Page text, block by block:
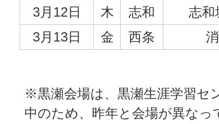
3月12日 木 志和
志和
3月13日
金 西条
※黒瀬会場は、黒瀬生涯学習セ
中のため、昨年と会場が異なっ